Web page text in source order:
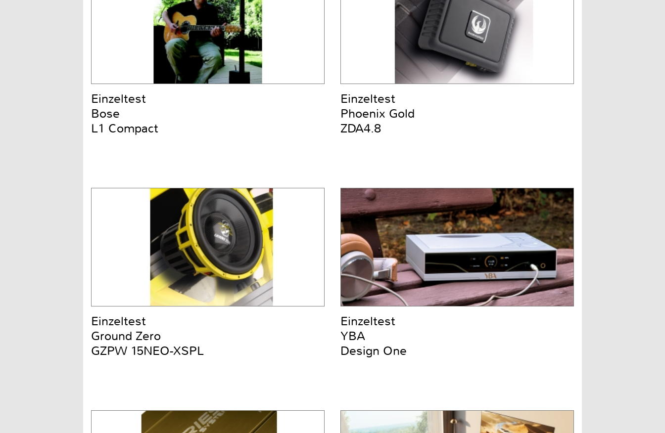
Einzeltest
Bose
L1 Compact
Einzeltest
Phoenix Gold
ZDA4.8
Einzeltest
Ground Zero
GZPW 15NEO-XSPL
Einzeltest
YBA
Design One